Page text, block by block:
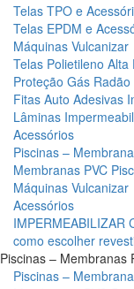
Telas TPO e
Telas EPDM e
Máquinas Vulcanizar
Telas Polietileno Alta
Proteção Gás Radão
Fitas Auto Adesivas
Lâminas
Acessórios
Piscinas –
Membranas PVC
Máquinas Vulcanizar
Acessórios
IMPERMEABILIZAR
como escolher
Piscinas – Membranas
Piscinas –